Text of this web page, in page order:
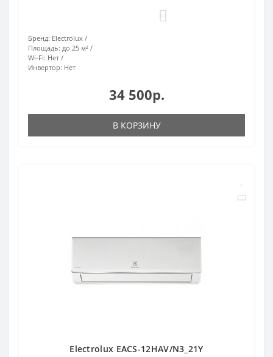
Бренд: Electrolux
Площадь: до 25 м²
Wi-Fi: Нет
Инвертор: Нет
34 500р.
В КОРЗИНУ
Electrolux EACS-12HAV/N3_21Y